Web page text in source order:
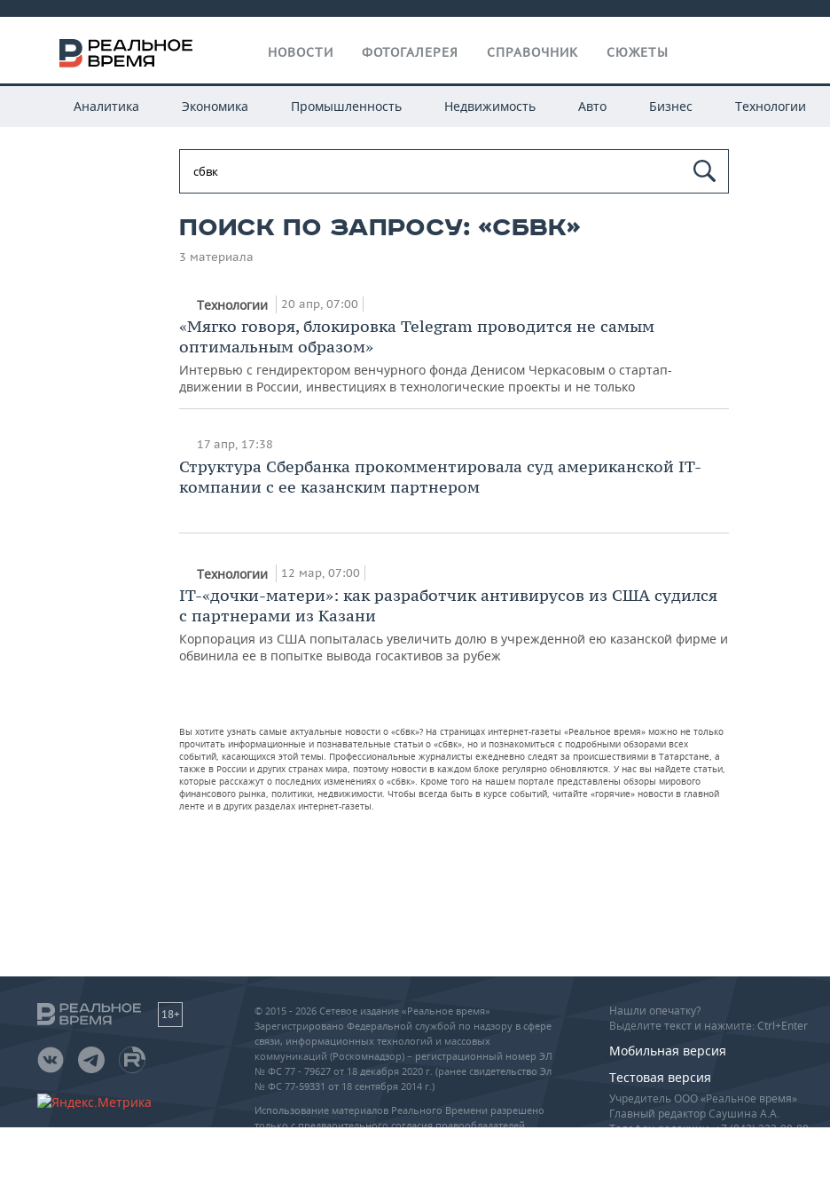
НОВОСТИ ФОТОГАЛЕРЕЯ СПРАВОЧНИК СЮЖЕТЫ
Аналитика Экономика Промышленность Недвижимость Авто Бизнес Технологии
Поиск по запросу: «сбвк»
3 материала
Технологии 20 апр, 07:00
«Мягко говоря, блокировка Telegram проводится не самым
оптимальным образом»
Интервью с гендиректором венчурного фонда Денисом Черкасовым о стартап-
движении в России, инвестициях в технологические проекты и не только
17 апр, 17:38
Структура Сбербанка прокомментировала суд американской IT-
компании с ее казанским партнером
Технологии 12 мар, 07:00
IT-«дочки-матери»: как разработчик антивирусов из США судился
с партнерами из Казани
Корпорация из США попыталась увеличить долю в учрежденной ею казанской фирме и
обвинила ее в попытке вывода госактивов за рубеж
Вы хотите узнать самые актуальные новости о «сбвк»? На страницах интернет-газеты «Реальное время» можно не только
прочитать информационные и познавательные статьи о «сбвк», но и познакомиться с подробными обзорами всех
событий, касающихся этой темы. Профессиональные журналисты ежедневно следят за происшествиями в Татарстане, а
также в России и других странах мира, поэтому новости в каждом блоке регулярно обновляются. У нас вы найдете статьи,
которые расскажут о последних изменениях о «сбвк». Кроме того на нашем портале представлены обзоры мирового
финансового рынка, политики, недвижимости. Чтобы всегда быть в курсе событий, читайте «горячие» новости в главной
ленте и в других разделах интернет-газеты.
18+
© 2015 - 2026 Сетевое издание «Реальное время»
Зарегистрировано Федеральной службой по надзору в сфере
связи, информационных технологий и массовых
коммуникаций (Роскомнадзор) – регистрационный номер ЭЛ
№ ФС 77 - 79627 от 18 декабря 2020 г. (ранее свидетельство Эл
№ ФС 77-59331 от 18 сентября 2014 г.)
Использование материалов Реального Времени разрешено
только с предварительного согласия правообладателей,
Нашли опечатку?
Выделите текст и нажмите: Ctrl+Enter
Мобильная версия
Тестовая версия
Учредитель ООО «Реальное время»
Главный редактор Саушина А.А.
Телефон редакции: +7 (843) 222-90-80